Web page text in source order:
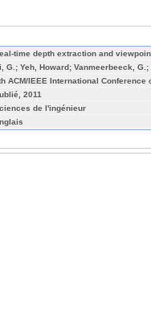
time depth extraction and
G.; Yeh, Howard; Vanmeerbeeck,
ACM/IEEE International
2011
de l'ingénieur